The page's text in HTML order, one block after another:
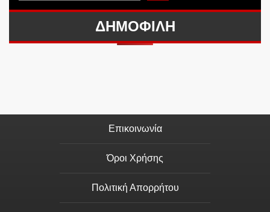
ΔΗΜΟΦΙΛΗ
Επικοινωνία
Όροι Χρήσης
Πολιτική Απορρήτου